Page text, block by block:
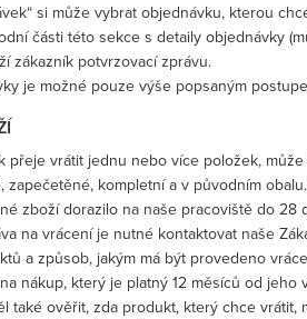
si může vybrat objednávku, kterou
části této sekce s detaily objednávky
zákazník potvrzovací zprávu.
je možné pouze výše popsaným
přeje vrátit jednu nebo více položek,
zapečetěné, kompletní a v původním
zboží dorazilo na naše pracoviště do
na vrácení je nutné kontaktovat naše
a způsob, jakým má být provedeno
nákup, který je platný 12 měsíců od
také ověřit, zda produkt, který chce